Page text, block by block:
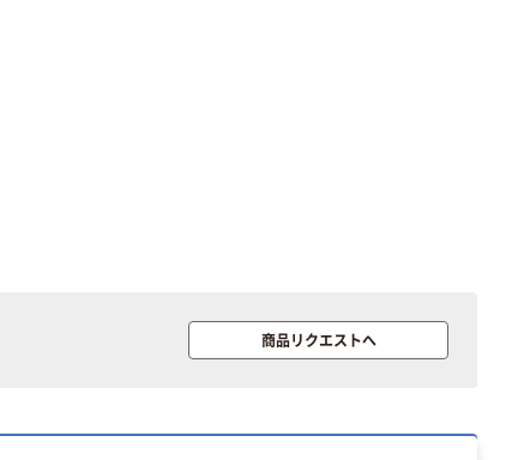
商品リクエストへ